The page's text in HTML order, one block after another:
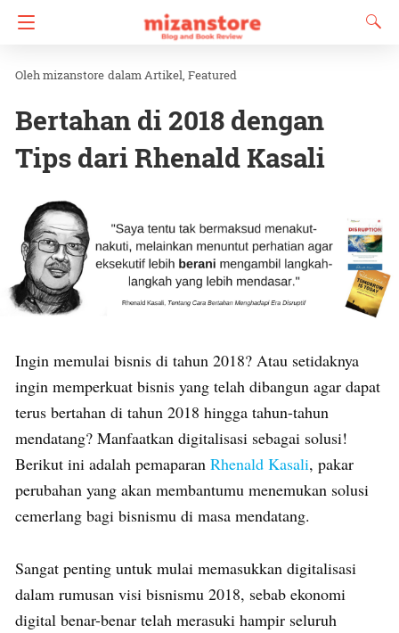
mizanstore dalamArtikel Featured
Bertahan di 2018 dengan
Tips dari Rhenald Kasali
Ingin memulai bisnis di tahun 2018? Atau setidaknya
ingin memperkuat bisnis yang telah dibangun agar dapat
terus bertahan di tahun 2018 hingga tahun-tahun
mendatang? Manfaatkan digitalisasi sebagai solusi!
Berikut ini adalah pemaparan Rhenald Kasali, pakar
perubahan yang akan membantumu menemukan solusi
cemerlang bagi bisnismu di masa mendatang.
Sangat penting untuk mulai memasukkan digitalisasi
dalam rumusan visi bisnismu 2018, sebab ekonomi
digital benar-benar telah merasuki hampir seluruh